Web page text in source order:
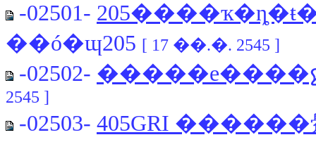
-02501-
��ó�ɰ205 [ 17 ��.�. 2545 ]
-02502-
2545 ]
-02503- 405GRI ������